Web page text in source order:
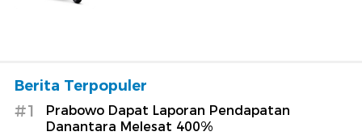
Berita Terpopuler
#1
Prabowo Dapat Laporan Pendapatan
Danantara Melesat 400%